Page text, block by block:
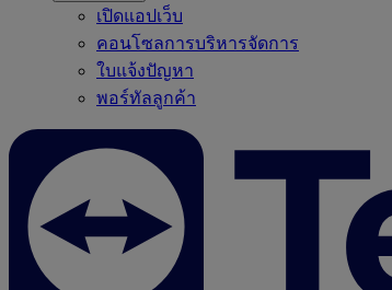
เปิดแอปเว็บ
คอนโซลการบริหารจัดการ
ใบแจ้งปัญหา
พอร์ทัลลูกค้า